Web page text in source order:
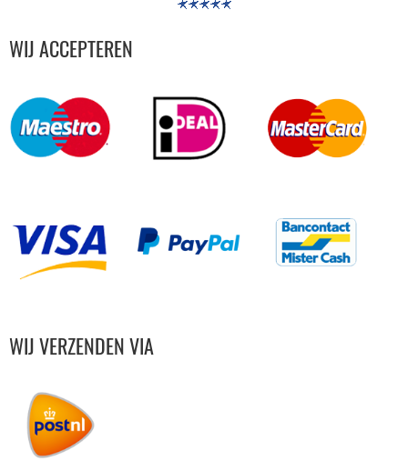
WIJ ACCEPTEREN
WIJ VERZENDEN VIA